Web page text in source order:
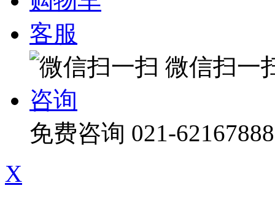
客服
微信扫一
咨询
免费咨询 021-62167888
X